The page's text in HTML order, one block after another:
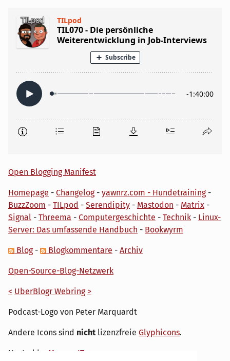
Open Blogging Manifest
Homepage - Changelog- yawnrz.com - Hundetraining-
BuzzZoom - TILpod - Serendipity - Mastodon - Matrix -
Signal - Threema - Computergeschichte - Technik - Linux-
Server: Das umfassende Handbuch - Bookwyrm
Blog- Blogkommentare - Archiv
Open-Source-Blog-Netzwerk
< UberBlogr Webring >
Podcast-Logo von Peter Marquardt
Andere Icons sind nicht lizenzfreie Glyphicons.
Hosted by My own IT.